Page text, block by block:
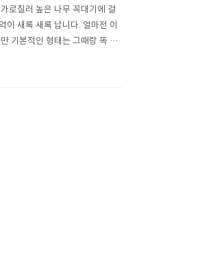
로질러 높은 나무 꼭대기에 걸
이 새록 새록 납니다. 얼마전 이
기본적인 형태는 그때랑 똑 같